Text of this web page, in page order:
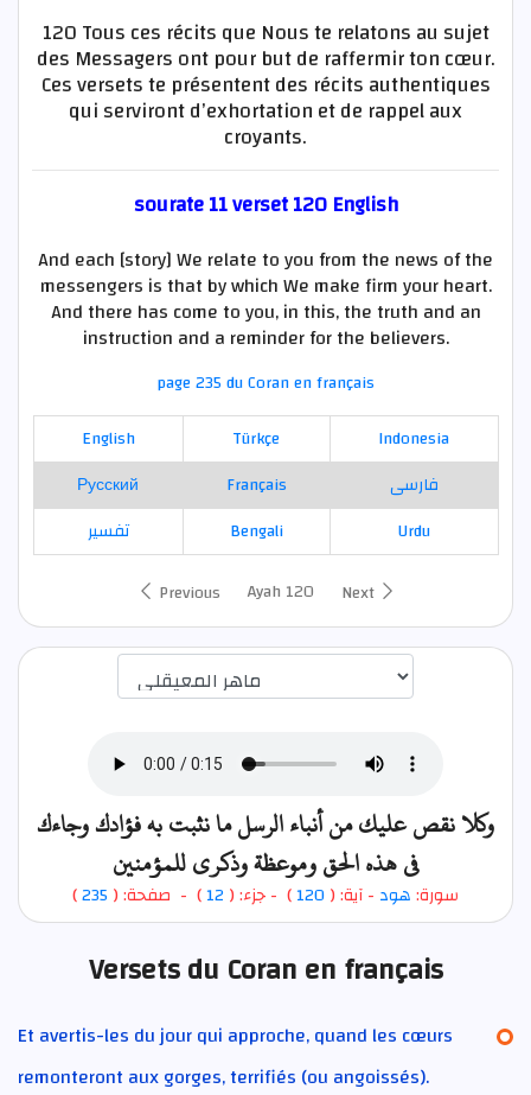
120 Tous ces récits que Nous te relatons au sujet
des Messagers ont pour but de raffermir ton cœur.
Ces versets te présentent des récits authentiques
qui serviront d’exhortation et de rappel aux
croyants.
sourate 11 verset 120 English
And each [story] We relate to you from the news of the
messengers is that by which We make firm your heart.
And there has come to you, in this, the truth and an
instruction and a reminder for the believers.
page 235 du Coran en français
English
Türkçe
Indonesia
Русский
Français
فارسی
تفسير
Bengali
Urdu
Previous
Ayah 120 Next
وكلا نقص عليك من أنباء الرسل ما نثبت به فؤادك وجاءك
في هذه الحق وموعظة وذكرى للمؤمنين
سورة:هود - آية: (120
) - جزء: ( 12) - صفحة: ( 235
)
Versets du Coran en français
Et avertis-les du jour qui approche, quand les cœurs
remonteront aux gorges, terrifiés (ou angoissés).